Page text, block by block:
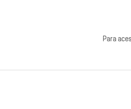
Para